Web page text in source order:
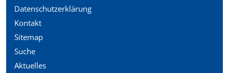
Datenschutzerklärung
Kontakt
Sitemap
Suche
Aktuelles